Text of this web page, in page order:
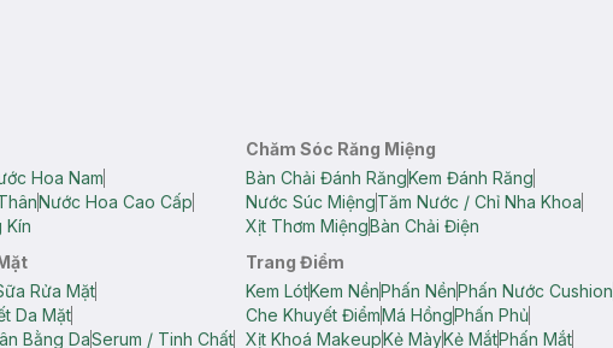
Hoa Nam
Nước Hoa Cao Cấp
Kín
Chăm Sóc Răng Miệng
Bàn Chải Đánh RăngKem Đánh Răng
Nước Súc MiệngTăm Nước / Chỉ Nha Khoa
Xịt Thơm MiệngBàn Chải Điện
Rửa Mặt
Da Mặt
Bằng DaSerum / Tinh Chất
Trang Điểm
Kem LótKem NềnPhấn NềnPhấn Nước Cushion
Che Khuyết ĐiểmMá HồngPhấn Phủ
Xịt Khoá MakeupKẻ MàyKẻ MắtPhấn Mắt